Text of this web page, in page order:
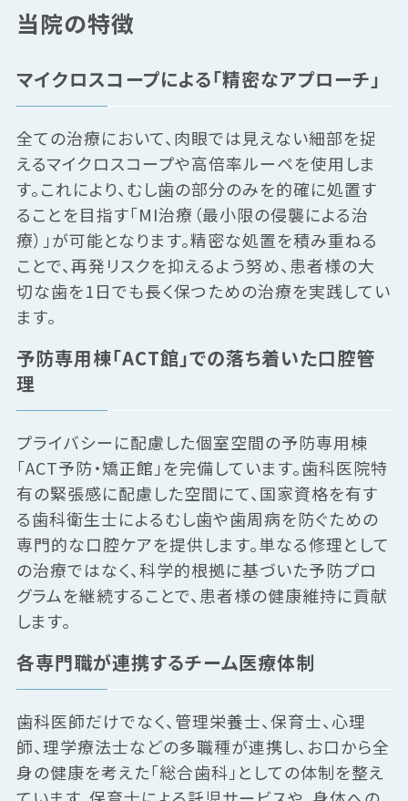
当院の特徴
マイクロスコープによる「精密なアプローチ」
全ての治療において、肉眼では見えない細部を捉
えるマイクロスコープや高倍率ルーペを使用しま
す。これにより、むし歯の部分のみを的確に処置す
ることを目指す「MI治療（最小限の侵襲による治
療）」が可能となります。精密な処置を積み重ねる
ことで、再発リスクを抑えるよう努め、患者様の大
切な歯を1日でも長く保つための治療を実践してい
ます。
予防専用棟「ACT館」での落ち着いた口腔管
理
プライバシーに配慮した個室空間の予防専用棟
「ACT予防・矯正館」を完備しています。歯科医院特
有の緊張感に配慮した空間にて、国家資格を有す
る歯科衛生士によるむし歯や歯周病を防ぐための
専門的な口腔ケアを提供します。単なる修理として
の治療ではなく、科学的根拠に基づいた予防プロ
グラムを継続することで、患者様の健康維持に貢献
します。
各専門職が連携するチーム医療体制
歯科医師だけでなく、管理栄養士、保育士、心理
師、理学療法士などの多職種が連携し、お口から全
身の健康を考えた「総合歯科」としての体制を整え